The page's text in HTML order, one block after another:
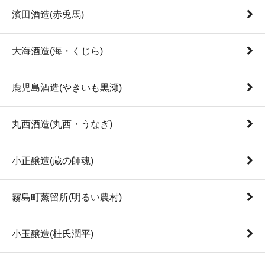
濱田酒造(赤兎馬)
大海酒造(海・くじら)
鹿児島酒造(やきいも黒瀬)
丸西酒造(丸西・うなぎ)
小正醸造(蔵の師魂)
霧島町蒸留所(明るい農村)
小玉醸造(杜氏潤平)